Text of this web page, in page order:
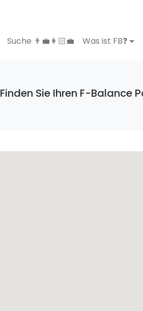
Suche 👨‍💼👩🏻‍💼 Was ist FB❓
Finden Sie Ihren F-Balance